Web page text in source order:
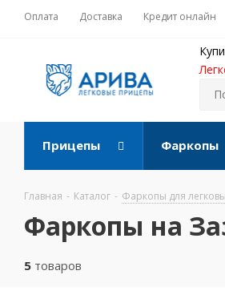
Оплата Доставка Кредит онлайн
Прицепы Фаркопы
Главная - Каталог - Фаркопы для
Фаркопы на
5 товаров